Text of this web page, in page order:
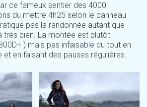
ce fameux sentier des 4000
du mettre 4h25 selon le panneau
pas la randonnée autant que
très bien. La montée est plutôt
) mais pas infaisable du tout en
en faisant des pauses régulières.